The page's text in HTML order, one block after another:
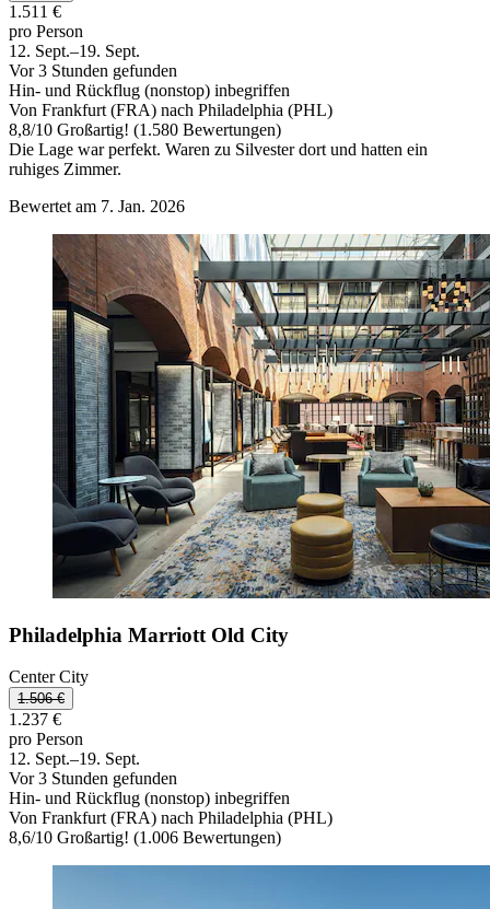
1.511 €
pro Person
12. Sept.–19. Sept.
Vor 3 Stunden gefunden
Hin- und Rückflug (nonstop) inbegriffen
Von Frankfurt (FRA) nach Philadelphia (PHL)
8,8/10 Großartig! (1.580 Bewertungen)
Die Lage war perfekt. Waren zu Silvester dort und hatten ein
ruhiges Zimmer.
Bewertet am 7. Jan. 2026
Philadelphia Marriott Old City
Center City
1.506 €
1.237 €
pro Person
12. Sept.–19. Sept.
Vor 3 Stunden gefunden
Hin- und Rückflug (nonstop) inbegriffen
Von Frankfurt (FRA) nach Philadelphia (PHL)
8,6/10 Großartig! (1.006 Bewertungen)